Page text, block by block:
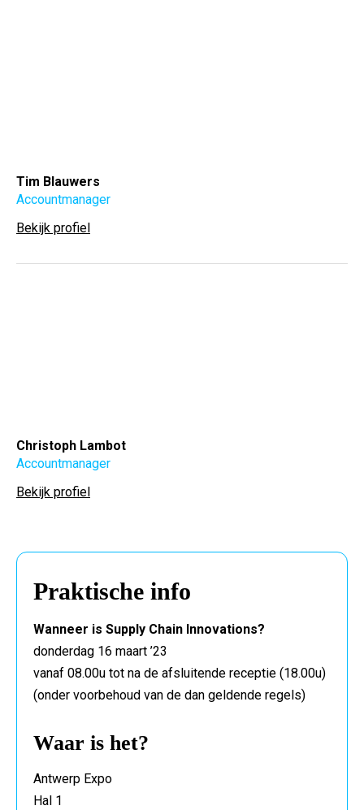
Tim Blauwers
Accountmanager
Bekijk profiel
Christoph Lambot
Accountmanager
Bekijk profiel
Praktische info
Wanneer is Supply Chain Innovations?
donderdag 16 maart ’23
vanaf 08.00u tot na de afsluitende receptie (18.00u)
(onder voorbehoud van de dan geldende regels)
Waar is het?
Antwerp Expo
Hal 1